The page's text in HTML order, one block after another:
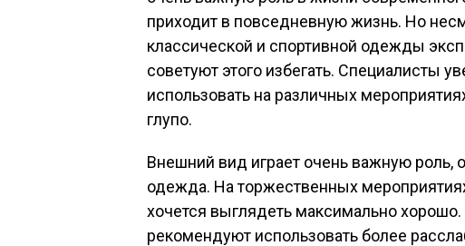
приходит в повседневную жизнь. Но
классической и спортивной одежды
советуют этого избегать. Специалисты
использовать на различных
глупо.
Внешний вид играет очень важную роль,
одежда. На торжественных
хочется выглядеть максимально
рекомендуют использовать более